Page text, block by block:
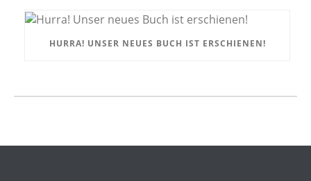
HURRA! UNSER NEUES BUCH IST ERSCHIENEN!